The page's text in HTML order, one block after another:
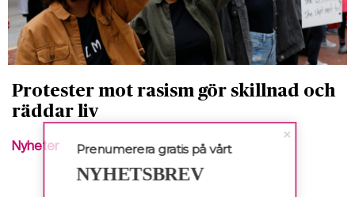
Protester mot rasism gör skillnad och
räddar liv
Nyheter Prenumerera gratis på vårt
NYHETSBREV